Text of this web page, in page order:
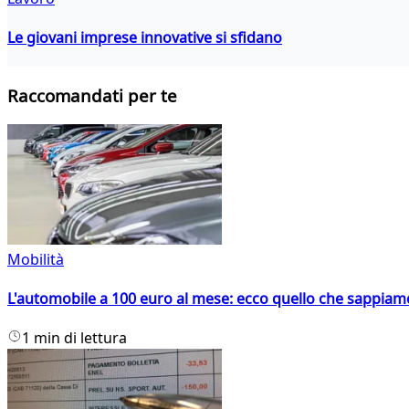
Le giovani imprese innovative si sfidano
Raccomandati per te
Mobilità
L'automobile a 100 euro al mese: ecco quello che
1 min di lettura